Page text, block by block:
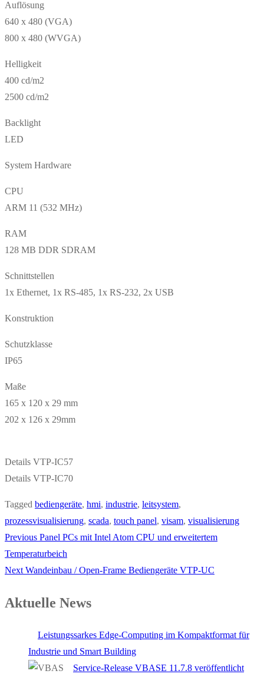
Auflösung
640 x 480 (VGA)
800 x 480 (WVGA)
Helligkeit
400 cd/m2
2500 cd/m2
Backlight
LED
System Hardware
CPU
ARM 11 (532 MHz)
RAM
128 MB DDR SDRAM
Schnittstellen
1x Ethernet, 1x RS-485, 1x RS-232, 2x USB
Konstruktion
Schutzklasse
IP65
Maße
165 x 120 x 29 mm
202 x 126 x 29mm
Details VTP-IC57
Details VTP-IC70
Tagged bediengeräte, hmi, industrie, leitsystem,
prozessvisualisierung, scada, touch panel, visam, visualisierung
Previous Panel PCs mit Intel Atom CPU und erweitertem
Temperaturbeich
Next Wandeinbau / Open-Frame Bediengeräte VTP-UC
Aktuelle News
Leistungssarkes Edge-Computing im Kompaktformat für
Industrie und Smart Building
Service-Release VBASE 11.7.8 veröffentlicht